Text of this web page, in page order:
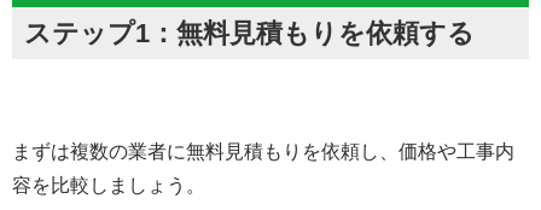
ステップ1：無料見積もりを依頼する
まずは複数の業者に無料見積もりを依頼し、価格や工事内
容を比較しましょう。